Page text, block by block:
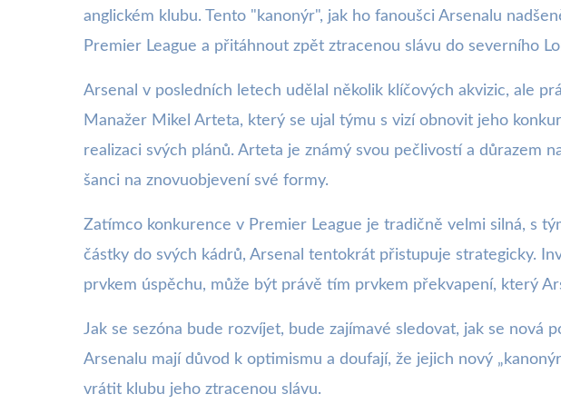
anglickém klubu. Tento "kanonýr", jak ho fanoušci Arsenalu
Premier League a přitáhnout zpět ztracenou slávu do severního
Arsenal v posledních letech udělal několik klíčových akvizic, ale
Manažer Mikel Arteta, který se ujal týmu s vizí obnovit jeho
realizaci svých plánů. Arteta je známý svou pečlivostí a důrazem
šanci na znovuobjevení své formy.
Zatímco konkurence v Premier League je tradičně velmi silná, s
částky do svých kádrů, Arsenal tentokrát přistupuje strategicky.
prvkem úspěchu, může být právě tím prvkem překvapení, který
Jak se sezóna bude rozvíjet, bude zajímavé sledovat, jak se nová
Arsenalu mají důvod k optimismu a doufají, že jejich nový
vrátit klubu jeho ztracenou slávu.